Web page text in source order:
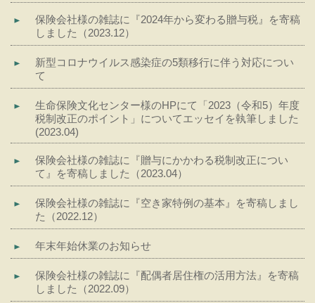
保険会社様の雑誌に『2024年から変わる贈与税』を寄稿
しました（2023.12）
新型コロナウイルス感染症の5類移行に伴う対応につい
て
生命保険文化センター様のHPにて「2023（令和5）年度
税制改正のポイント」についてエッセイを執筆しました
(2023.04)
保険会社様の雑誌に『贈与にかかわる税制改正につい
て』を寄稿しました（2023.04）
保険会社様の雑誌に『空き家特例の基本』を寄稿しまし
た（2022.12）
年末年始休業のお知らせ
保険会社様の雑誌に『配偶者居住権の活用方法』を寄稿
しました（2022.09）